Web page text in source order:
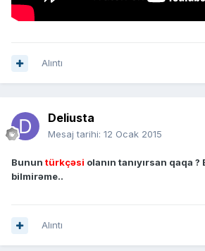
Alıntı
Deliusta
Mesaj tarihi: 12 Ocak 2015
Bunun türkçəsi olanın tanıyırsan qaqa ?
bilmirəme..
Alıntı